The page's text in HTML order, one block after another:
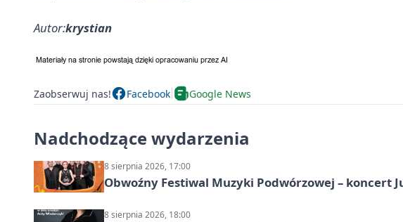
Autor:krystian
Zaobserwuj nas! Facebook Google News
Nadchodzące wydarzenia
8 sierpnia 2026, 17:00
Obwoźny Festiwal Muzyki Podwórzowej – koncert
8 sierpnia 2026, 18:00